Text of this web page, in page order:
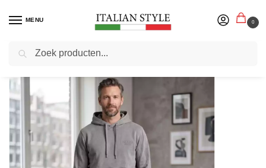
MENU 0
Home Herenmode / Joggingpakken